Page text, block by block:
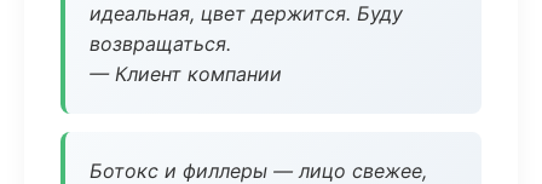
идеальная, цвет держится. Буду
возвращаться.
— Клиент компании
Ботокс и филлеры — лицо свежее,